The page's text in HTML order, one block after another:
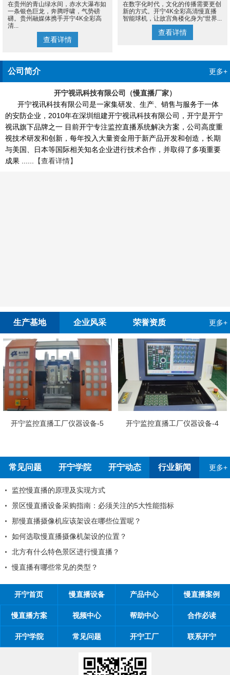
宁4K慢直播摄像机
在贵州的青山绿水间，赤水大瀑布如
一条银色巨龙，奔腾呼啸，气势磅
礴。贵州融媒体携手开宁4K全彩高
清...
查看详情
宫角楼成为世界的文化客厅
在数字化时代，文化的传播需要更创
新的方式。开宁4K全彩高清慢直播
智能球机，让故宫角楼化身为“世界...
查看详情
公司简介 更多+
开宁视讯科技有限公司（慢直播厂家）
开宁视讯科技有限公司是一家集研发、生产、销售与服务于一体
的安防企业，2010年在深圳组建开宁视讯科技有限公司，开宁是开宁
视讯旗下品牌之一 目前开宁专注监控直播系统解决方案，公司高度重
视技术研发和创新，每年投入大量资金用于新产品开发和创造，长期
与美国、日本等国际相关知名企业进行技术合作，并取得了多项重要
成果 ......
【查看详情】
生产基地 企业风采 荣誉资质 更多+
开宁监控直播工厂仪器设备-5 开宁监控直播工厂仪器设备-4
常见问题 开宁学院 开宁动态 行业新闻 更多+
监控慢直播的原理及实现方式
景区慢直播设备采购指南：必须关注的5大性能指标
那慢直播摄像机应该架设在哪些位置呢？
如何选取慢直播摄像机架设的位置？
北方有什么特色景区进行慢直播？
慢直播有哪些常见的类型？
开宁首页 慢直播设备 产品中心 慢直播案例
慢直播方案 视频中心 帮助中心 合作必读
开宁学院 常见问题 开宁工厂 联系开宁